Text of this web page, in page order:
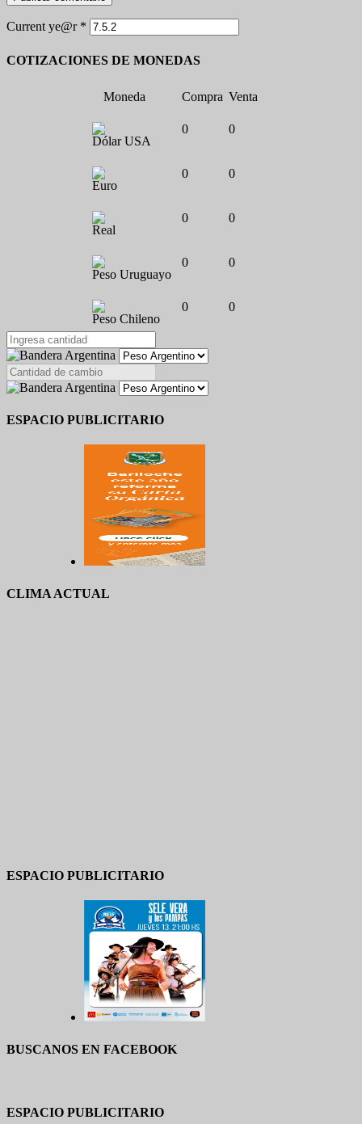
Current ye@r *
COTIZACIONES DE MONEDAS
Moneda Compra Venta
Dólar USA
0 0
Euro
0 0
Real
0 0
Peso Uruguayo
0 0
Peso Chileno
0 0
ESPACIO PUBLICITARIO
CLIMA ACTUAL
ESPACIO PUBLICITARIO
BUSCANOS EN FACEBOOK
ESPACIO PUBLICITARIO